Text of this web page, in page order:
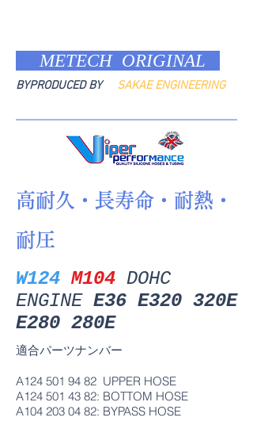
METECH ORIGINAL
BYPRODUCED BY SAKAE ENGINEERING
高耐久・長寿命・耐熱・
耐圧
W124 M104 DOHC
ENGINE E36 E320 320E
E280 280E
適合パーツナンバー
A124 501 94 82 UPPER HOSE
A124 501 43 82: BOTTOM HOSE
A104 203 04 82: BYPASS HOSE